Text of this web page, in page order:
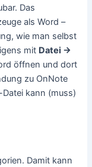
Das
als Word –
wie man selbst
mit Datei ->
öffnen und dort
zu OnNote
kann (muss)
Damit kann